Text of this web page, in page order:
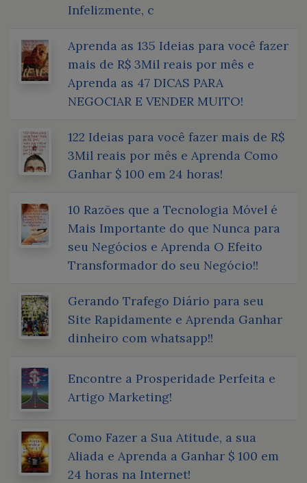
Infelizmente, c
Aprenda as 135 Ideias para você fazer
mais de R$ 3Mil reais por mês e
Aprenda as 47 DICAS PARA
NEGOCIAR E VENDER MUITO!
122 Ideias para você fazer mais de R$
3Mil reais por mês e Aprenda Como
Ganhar $ 100 em 24 horas!
10 Razões que a Tecnologia Móvel é
Mais Importante do que Nunca para
seu Negócios e Aprenda O Efeito
Transformador do seu Negócio!!
Gerando Trafego Diário para seu
Site Rapidamente e Aprenda Ganhar
dinheiro com whatsapp!!
Encontre a Prosperidade Perfeita e
Artigo Marketing!
Como Fazer a Sua Atitude, a sua
Aliada e Aprenda a Ganhar $ 100 em
24 horas na Internet!